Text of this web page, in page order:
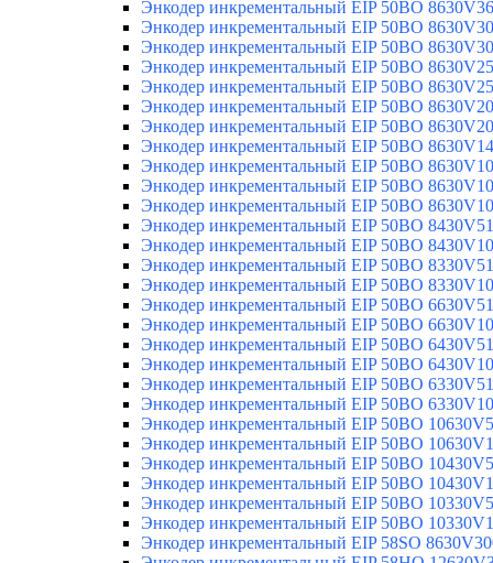
Энкодер инкрементальный EIP 50BO
Энкодер инкрементальный EIP 50BO
Энкодер инкрементальный EIP 50BO
Энкодер инкрементальный EIP 50BO
Энкодер инкрементальный EIP 50BO
Энкодер инкрементальный EIP 50BO
Энкодер инкрементальный EIP 50BO
Энкодер инкрементальный EIP 50BO
Энкодер инкрементальный EIP 50BO
Энкодер инкрементальный EIP 50BO
Энкодер инкрементальный EIP 50BO
Энкодер инкрементальный EIP 50BO
Энкодер инкрементальный EIP 50BO
Энкодер инкрементальный EIP 50BO
Энкодер инкрементальный EIP 50BO
Энкодер инкрементальный EIP 50BO
Энкодер инкрементальный EIP 50BO
Энкодер инкрементальный EIP 50BO
Энкодер инкрементальный EIP 50BO
Энкодер инкрементальный EIP 50BO
Энкодер инкрементальный EIP 50BO
Энкодер инкрементальный EIP 50BO
Энкодер инкрементальный EIP 50BO
Энкодер инкрементальный EIP 50BO
Энкодер инкрементальный EIP 50BO
Энкодер инкрементальный EIP 50BO
Энкодер инкрементальный EIP 50BO
Энкодер инкрементальный EIP 58SO